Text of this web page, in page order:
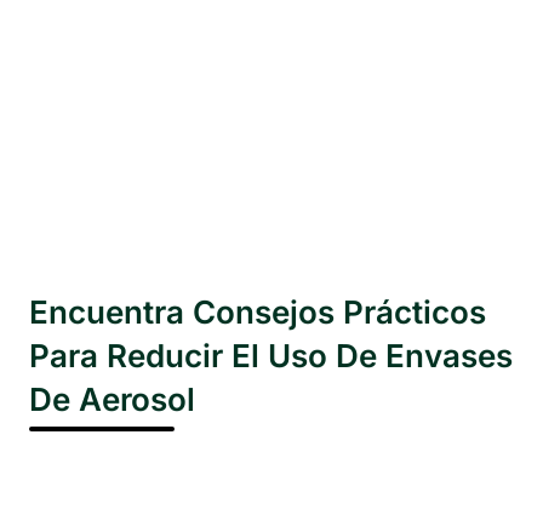
Encuentra Consejos Prácticos
Para Reducir El Uso De Envases
De Aerosol